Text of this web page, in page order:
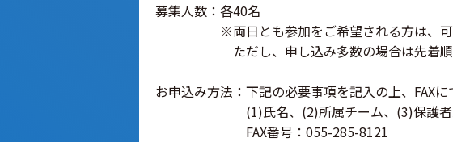
募集人数：各40名
※両日とも参加をご希望される方は、可能
ただし、申し込み多数の場合は先着順と
お申込み方法：下記の必要事項を記入の上、FAXに
(1)氏名、(2)所属チーム、(3)保護者氏名
FAX番号：055-285-8121